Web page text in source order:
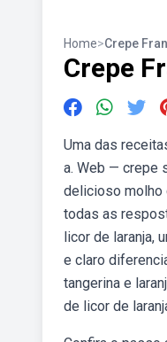
Home>Crepe
Crepe
Uma das
a. Web — crepe
delicioso molho
todas as
licor de laranja,
e claro
tangerina e
de licor de